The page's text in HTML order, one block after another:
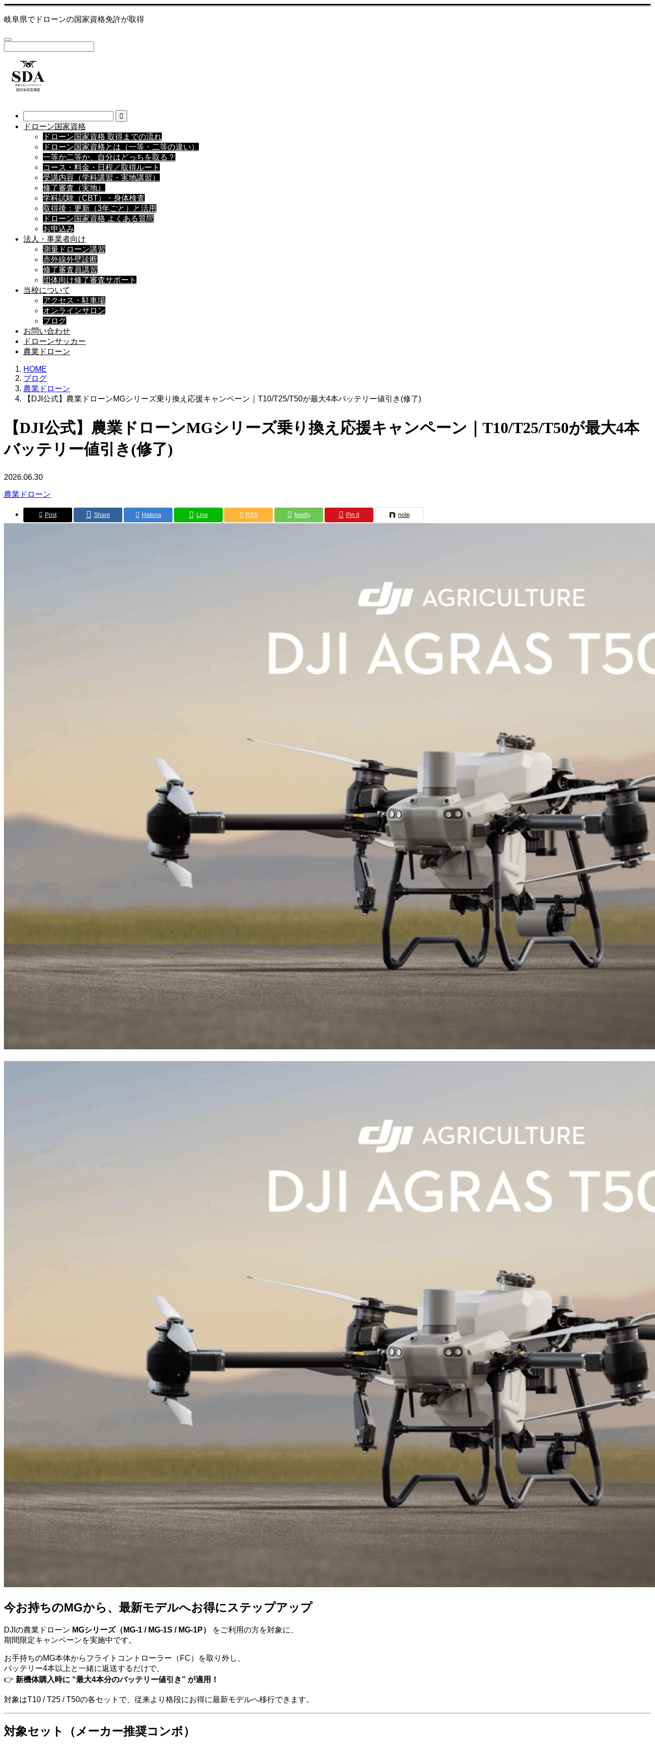
岐阜県でドローンの国家資格免許が取得
ドローン国家資格
ドローン国家資格 取得までの流れ
ドローン国家資格とは（一等・二等の違い）
一等か二等か、自分はどっちを取る？
コース・料金・日程／取得ルート
受講内容（学科講習・実地講習）
修了審査（実地）
学科試験（CBT）・身体検査
取得後：更新（3年ごと）と活用
ドローン国家資格 よくある質問
お申込み
法人・事業者向け
測量ドローン講習
赤外線外壁診断
修了審査員講習
団体向け修了審査サポート
当校について
アクセス・駐車場
オンラインサロン
ブログ
お問い合わせ
ドローンサッカー
農業ドローン
HOME
ブログ
農業ドローン
【DJI公式】農業ドローンMGシリーズ乗り換え応援キャンペーン｜T10/T25/T50が最大4本バッテリー値引き(修了)
【DJI公式】農業ドローンMGシリーズ乗り換え応援キャンペーン｜T10/T25/T50が最大4本
バッテリー値引き(修了)
2026.06.30
農業ドローン
Post Share Hatena Line RSS feedly Pin it note
今お持ちのMGから、最新モデルへお得にステップアップ
DJIの農業ドローン MGシリーズ（MG-1 / MG-1S / MG-1P）
をご利用の方を対象に、
期間限定キャンペーンを実施中です。
お手持ちのMG本体からフライトコントローラー（FC）を取り外し、
バッテリー4本以上と一緒に返送するだけで、
👉 新機体購入時に “最大4本分のバッテリー値引き” が適用！
対象はT10 / T25 / T50の各セットで、従来より格段にお得に最新モデルへ移行できます。
対象セット（メーカー推奨コンボ）